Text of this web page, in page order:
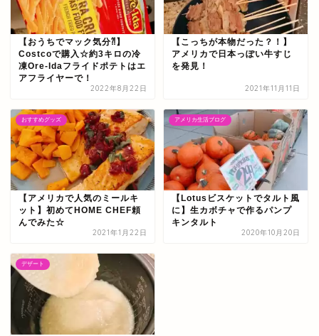
【おうちでマック気分⁈】
Costcoで購入☆約3キロの冷
凍Ore-Idaフライドポテトはエ
アフライヤーで！
2022年8月22日
【こっちが本物だった？！】
アメリカで日本っぽい牛すじ
を発見！
2021年11月11日
おすすめグッズ
【アメリカで人気のミールキ
ット】初めてHOME CHEF頼
んでみた☆
2021年1月22日
アメリカ生活ブログ
【Lotusビスケットでタルト風
に】生カボチャで作るパンプ
キンタルト
2020年10月20日
デザート